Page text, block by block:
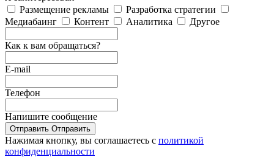
Размещение рекламы
Разработка стратегии
Медиабаинг
Контент Аналитика Другое
Как к вам обращаться?
E-mail
Телефон
Напишите сообщение
Отправить Отправить
Нажимая кнопку, вы соглашаетесь с политикой
конфиденциальности